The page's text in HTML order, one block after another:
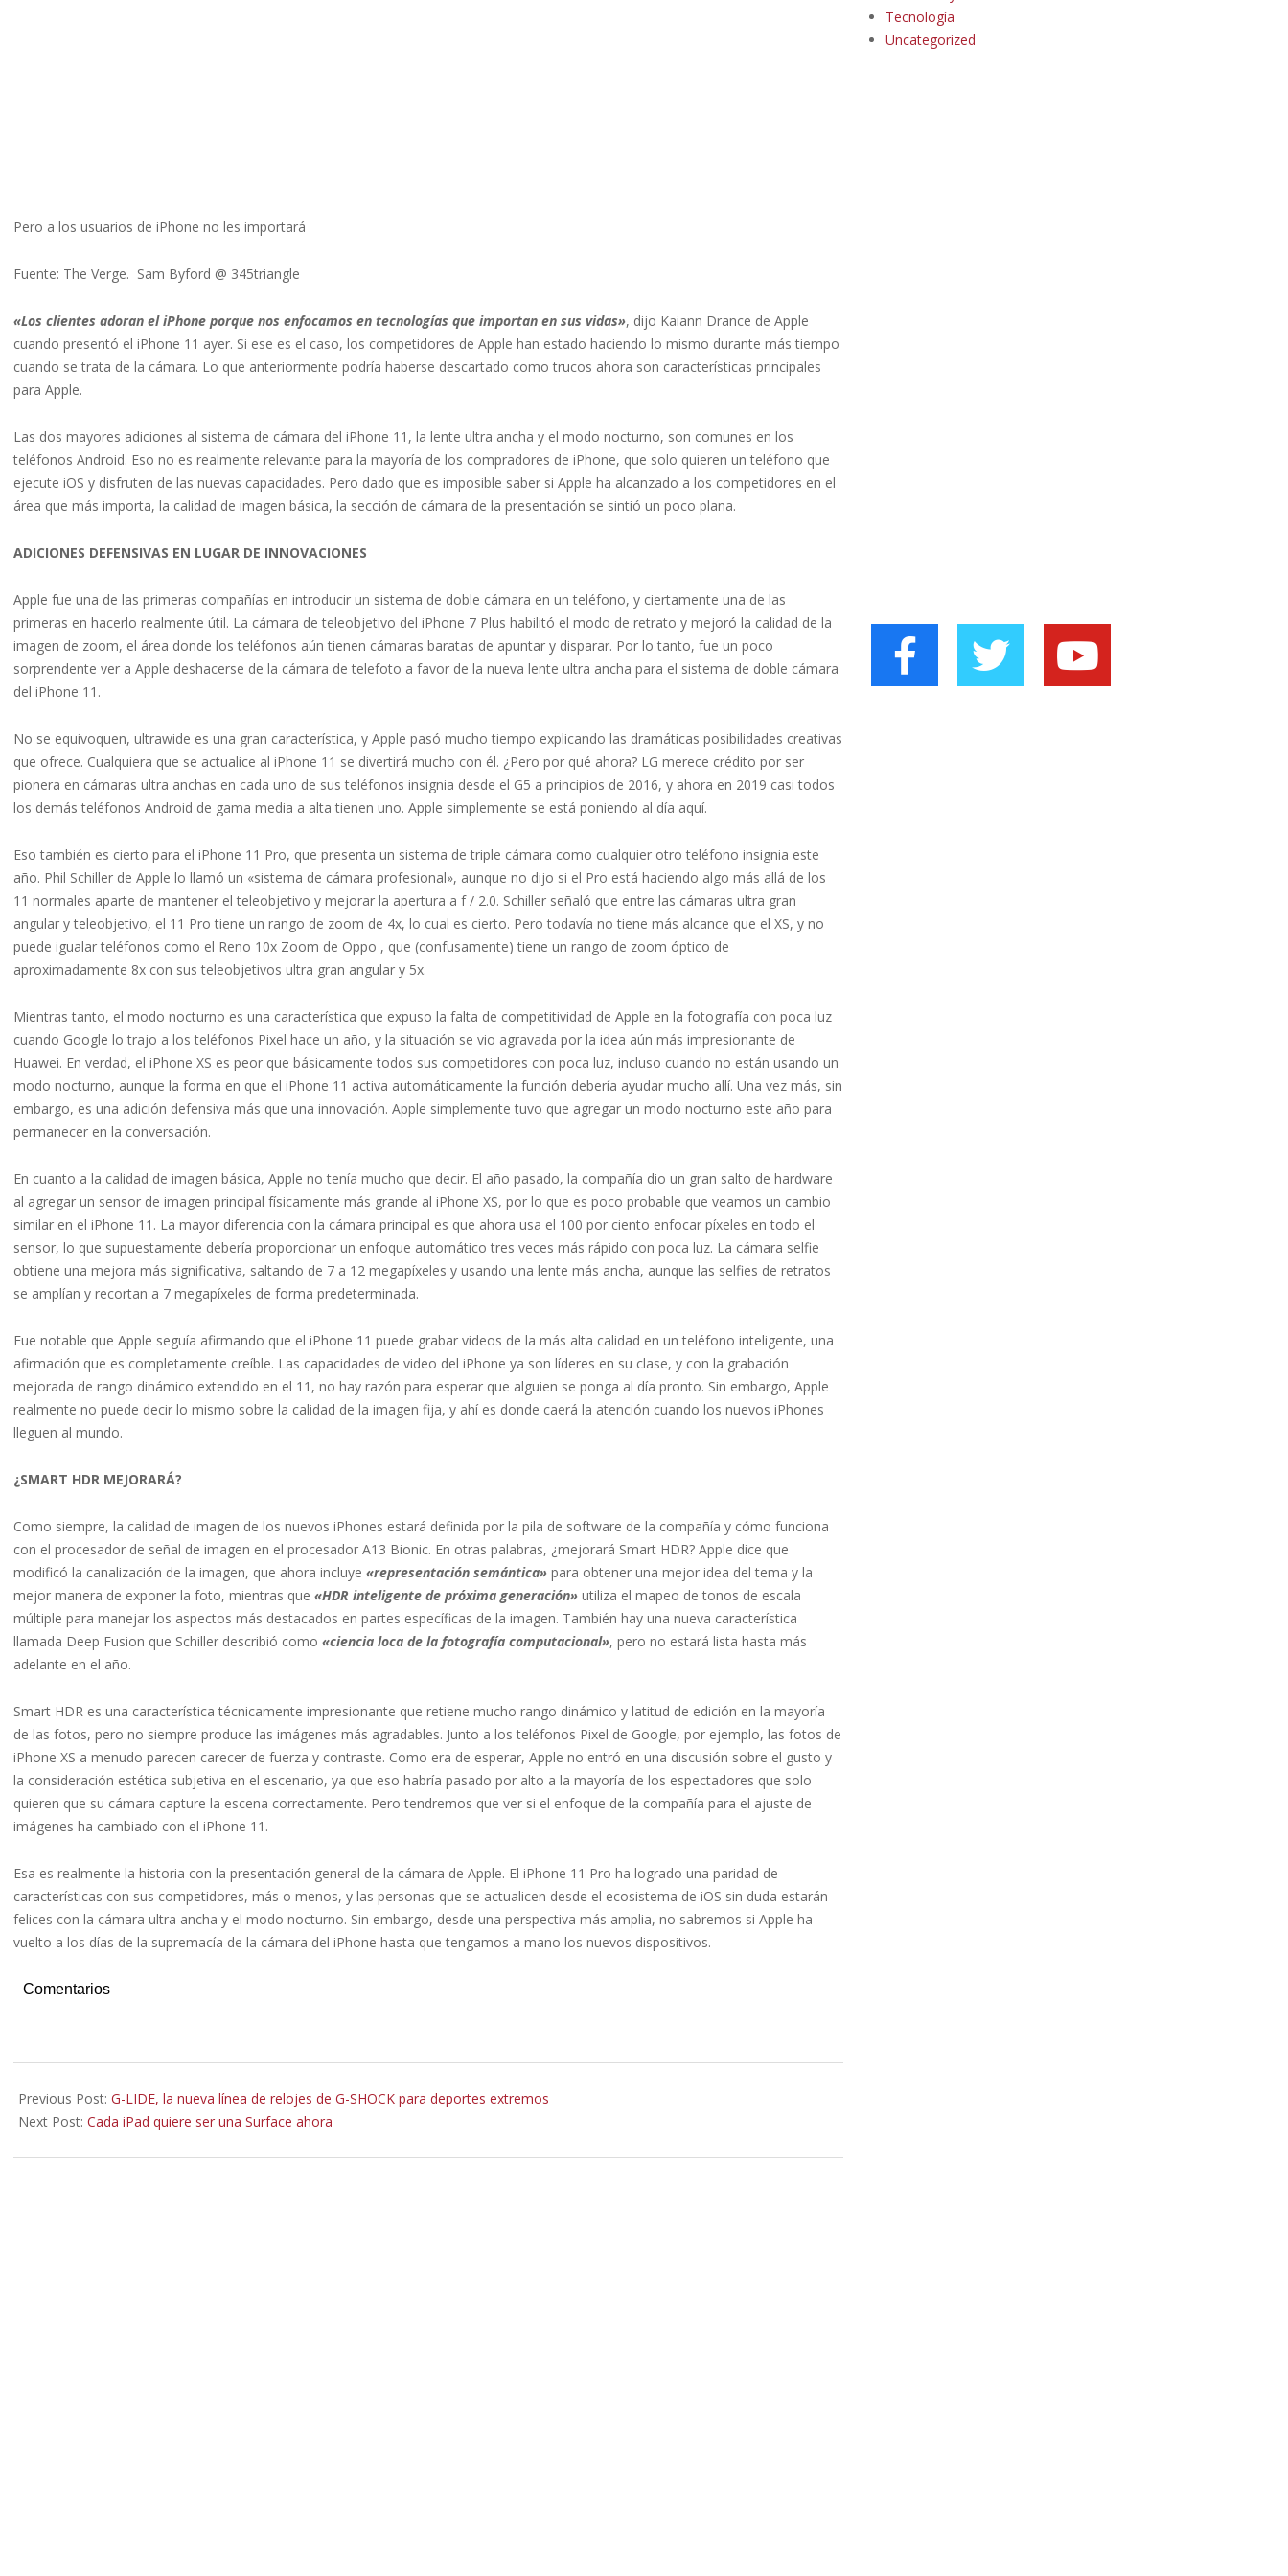
Pero a los usuarios de iPhone no les importará
Fuente: The Verge. Sam Byford @ 345triangle
«Los clientes adoran el iPhone porque nos enfocamos en tecnologías que importan en sus vidas», dijo Kaiann Drance de Apple
cuando presentó el iPhone 11 ayer. Si ese es el caso, los competidores de Apple han estado haciendo lo mismo durante más tiempo
cuando se trata de la cámara. Lo que anteriormente podría haberse descartado como trucos ahora son características principales
para Apple.
Las dos mayores adiciones al sistema de cámara del iPhone 11, la lente ultra ancha y el modo nocturno, son comunes en los
teléfonos Android. Eso no es realmente relevante para la mayoría de los compradores de iPhone, que solo quieren un teléfono que
ejecute iOS y disfruten de las nuevas capacidades. Pero dado que es imposible saber si Apple ha alcanzado a los competidores en el
área que más importa, la calidad de imagen básica, la sección de cámara de la presentación se sintió un poco plana.
ADICIONES DEFENSIVAS EN LUGAR DE INNOVACIONES
Apple fue una de las primeras compañías en introducir un sistema de doble cámara en un teléfono, y ciertamente una de las
primeras en hacerlo realmente útil. La cámara de teleobjetivo del iPhone 7 Plus habilitó el modo de retrato y mejoró la calidad de la
imagen de zoom, el área donde los teléfonos aún tienen cámaras baratas de apuntar y disparar. Por lo tanto, fue un poco
sorprendente ver a Apple deshacerse de la cámara de telefoto a favor de la nueva lente ultra ancha para el sistema de doble cámara
del iPhone 11.
No se equivoquen, ultrawide es una gran característica, y Apple pasó mucho tiempo explicando las dramáticas posibilidades creativas
que ofrece. Cualquiera que se actualice al iPhone 11 se divertirá mucho con él. ¿Pero por qué ahora? LG merece crédito por ser
pionera en cámaras ultra anchas en cada uno de sus teléfonos insignia desde el G5 a principios de 2016, y ahora en 2019 casi todos
los demás teléfonos Android de gama media a alta tienen uno. Apple simplemente se está poniendo al día aquí.
Eso también es cierto para el iPhone 11 Pro, que presenta un sistema de triple cámara como cualquier otro teléfono insignia este
año. Phil Schiller de Apple lo llamó un «sistema de cámara profesional», aunque no dijo si el Pro está haciendo algo más allá de los
11 normales aparte de mantener el teleobjetivo y mejorar la apertura a f / 2.0. Schiller señaló que entre las cámaras ultra gran
angular y teleobjetivo, el 11 Pro tiene un rango de zoom de 4x, lo cual es cierto. Pero todavía no tiene más alcance que el XS, y no
puede igualar teléfonos como el Reno 10x Zoom de Oppo , que (confusamente) tiene un rango de zoom óptico de
aproximadamente 8x con sus teleobjetivos ultra gran angular y 5x.
Mientras tanto, el modo nocturno es una característica que expuso la falta de competitividad de Apple en la fotografía con poca luz
cuando Google lo trajo a los teléfonos Pixel hace un año, y la situación se vio agravada por la idea aún más impresionante de
Huawei. En verdad, el iPhone XS es ​​peor que básicamente todos sus competidores con poca luz, incluso cuando no están usando un
modo nocturno, aunque la forma en que el iPhone 11 activa automáticamente la función debería ayudar mucho allí. Una vez más, sin
embargo, es una adición defensiva más que una innovación. Apple simplemente tuvo que agregar un modo nocturno este año para
permanecer en la conversación.
En cuanto a la calidad de imagen básica, Apple no tenía mucho que decir. El año pasado, la compañía dio un gran salto de hardware
al agregar un sensor de imagen principal físicamente más grande al iPhone XS, por lo que es poco probable que veamos un cambio
similar en el iPhone 11. La mayor diferencia con la cámara principal es que ahora usa el 100 por ciento enfocar píxeles en todo el
sensor, lo que supuestamente debería proporcionar un enfoque automático tres veces más rápido con poca luz. La cámara selfie
obtiene una mejora más significativa, saltando de 7 a 12 megapíxeles y usando una lente más ancha, aunque las selfies de retratos
se amplían y recortan a 7 megapíxeles de forma predeterminada.
Fue notable que Apple seguía afirmando que el iPhone 11 puede grabar videos de la más alta calidad en un teléfono inteligente, una
afirmación que es completamente creíble. Las capacidades de video del iPhone ya son líderes en su clase, y con la grabación
mejorada de rango dinámico extendido en el 11, no hay razón para esperar que alguien se ponga al día pronto. Sin embargo, Apple
realmente no puede decir lo mismo sobre la calidad de la imagen fija, y ahí es donde caerá la atención cuando los nuevos iPhones
lleguen al mundo.
¿SMART HDR MEJORARÁ?
Como siempre, la calidad de imagen de los nuevos iPhones estará definida por la pila de software de la compañía y cómo funciona
con el procesador de señal de imagen en el procesador A13 Bionic. En otras palabras, ¿mejorará Smart HDR? Apple dice que
modificó la canalización de la imagen, que ahora incluye «representación semántica» para obtener una mejor idea del tema y la
mejor manera de exponer la foto, mientras que «HDR inteligente de próxima generación» utiliza el mapeo de tonos de escala
múltiple para manejar los aspectos más destacados en partes específicas de la imagen. También hay una nueva característica
llamada Deep Fusion que Schiller describió como «ciencia loca de la fotografía computacional», pero no estará lista hasta más
adelante en el año.
Smart HDR es una característica técnicamente impresionante que retiene mucho rango dinámico y latitud de edición en la mayoría
de las fotos, pero no siempre produce las imágenes más agradables. Junto a los teléfonos Pixel de Google, por ejemplo, las fotos de
iPhone XS a menudo parecen carecer de fuerza y ​​contraste. Como era de esperar, Apple no entró en una discusión sobre el gusto y
la consideración estética subjetiva en el escenario, ya que eso habría pasado por alto a la mayoría de los espectadores que solo
quieren que su cámara capture la escena correctamente. Pero tendremos que ver si el enfoque de la compañía para el ajuste de
imágenes ha cambiado con el iPhone 11.
Esa es realmente la historia con la presentación general de la cámara de Apple. El iPhone 11 Pro ha logrado una paridad de
características con sus competidores, más o menos, y las personas que se actualicen desde el ecosistema de iOS sin duda estarán
felices con la cámara ultra ancha y el modo nocturno. Sin embargo, desde una perspectiva más amplia, no sabremos si Apple ha
vuelto a los días de la supremacía de la cámara del iPhone hasta que tengamos a mano los nuevos dispositivos.
Comentarios
09-
11
Previous Post: G-LIDE, la nueva línea de relojes de G-SHOCK para deportes extremos
Next Post: Cada iPad quiere ser una Surface ahora
Tecnología
Uncategorized